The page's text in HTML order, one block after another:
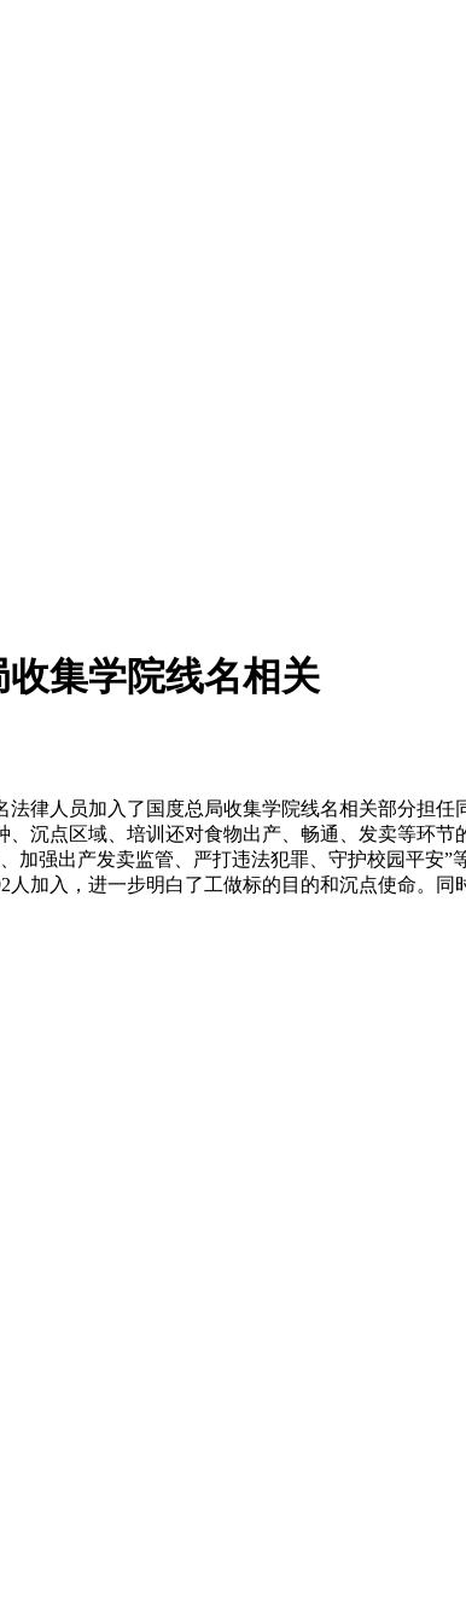
集学院线名相关
人员加入了国度总局收集学院线名相关部分担任
沉点区域、培训还对食物出产、畅通、发卖等环
加强出产发卖监管、严打违法犯罪、守护校园平安
加入，进一步明白了工做标的目的和沉点使命。